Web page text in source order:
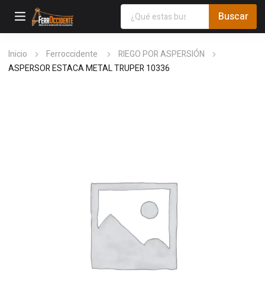
Inicio Ferroccidente
RIEGO POR ASPERSIÓN
ASPERSOR ESTACA METAL TRUPER 10336